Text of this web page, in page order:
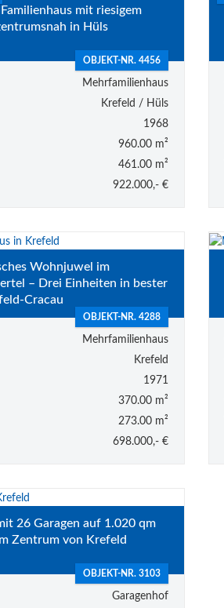
mit riesigem
in Hüls
OBJEKT-NR. 4456
Mehrfamilienhaus
Krefeld / Hüls
1968
960.00 m²
461.00 m²
922.000,- €
Wohnjuwel im
– Drei Einheiten in bester
Cracau
OBJEKT-NR. 4288
Mehrfamilienhaus
Krefeld
1971
370.00 m²
273.00 m²
698.000,- €
26 Garagen auf 1.020 qm
Zentrum von Krefeld
OBJEKT-NR. 3103
Garagenhof